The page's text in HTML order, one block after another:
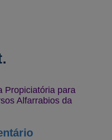
Propiciatória para
Alfarrabios da